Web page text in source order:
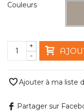
Couleurs
-
+
Ajouter à ma liste
Partager sur